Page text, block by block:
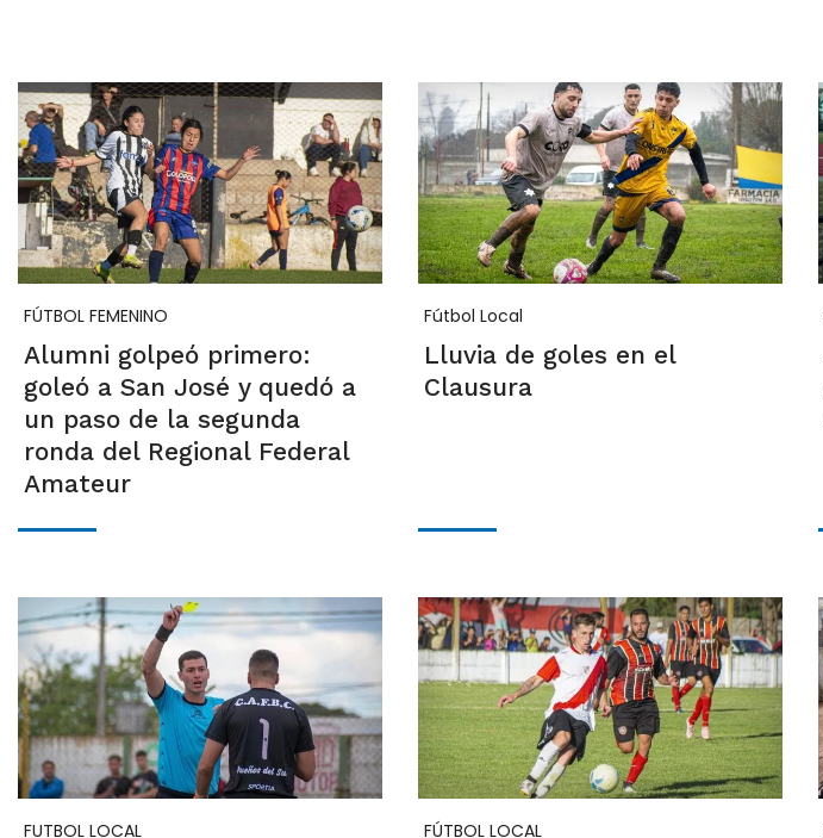
FÚTBOL FEMENINO
Alumni golpeó primero:
goleó a San José y quedó a
un paso de la segunda
ronda del Regional Federal
Amateur
Fútbol Local
Lluvia de goles en el
Clausura
FUTBOL LOCAL FÚTBOL LOCAL